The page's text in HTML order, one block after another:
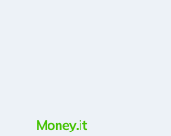
Money.it